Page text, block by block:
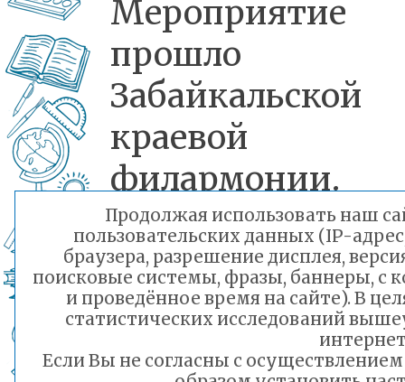
Мероприятие
прошло
Забайкальской
краевой
филармонии.
Продолжая использовать наш
пользовательских данных (IP-
браузера, разрешение дисплея,
поисковые системы, фразы, баннеры, с
и проведённое время на сайте). В
статистических исследований
Если Вы не согласны с